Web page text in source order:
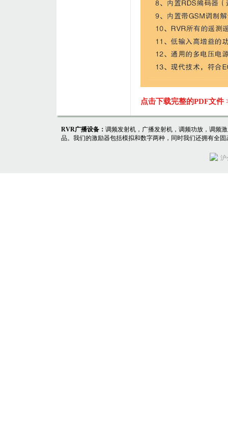
点击下载完整的PDF文件
RVR广播设备： 调频发射机，广播发射机，调频功放，调频
品。我们的激励器包括模拟和数字两种，同时我们还拥有全
沪